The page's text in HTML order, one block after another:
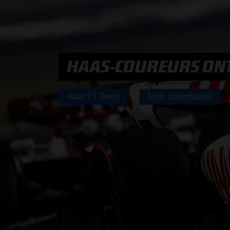
HAAS-COUREURS
Haas F1 Team Mick Schumacher
HOE TE BELUISTEREN?
PODCAST PRESENTATOREN
PODCAST F1 AAN TAFEL
PODCAST AUTOSPORT AAN TAFEL